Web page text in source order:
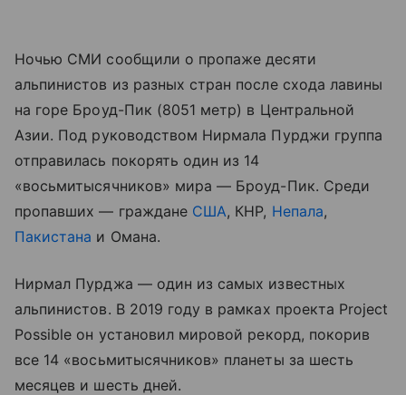
Ночью СМИ сообщили о пропаже десяти
альпинистов из разных стран после схода лавины
на горе Броуд-Пик (8051 метр) в Центральной
Азии. Под руководством Нирмала Пурджи группа
отправилась покорять один из 14
«восьмитысячников» мира — Броуд-Пик. Среди
пропавших — граждане США, КНР, Непала,
Пакистана и Омана.
Нирмал Пурджа — один из самых известных
альпинистов. В 2019 году в рамках проекта Project
Possible он установил мировой рекорд, покорив
все 14 «восьмитысячников» планеты за шесть
месяцев и шесть дней.